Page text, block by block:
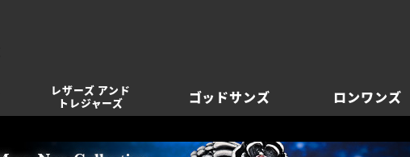
レザーズ アンド
トレジャーズ
ゴッドサンズ ロンワンズ